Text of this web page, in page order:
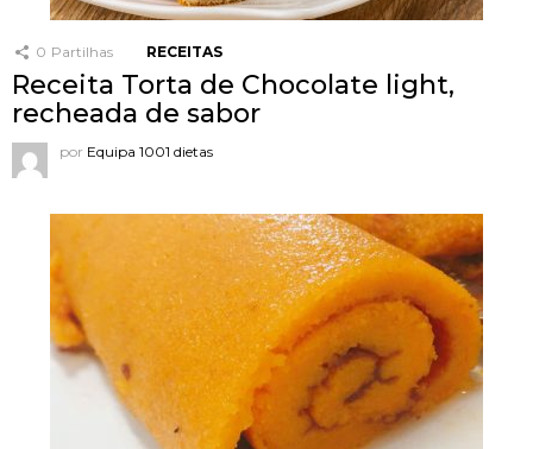
0 Partilhas RECEITAS
Receita Torta de Chocolate light,
recheada de sabor
por Equipa 1001 dietas